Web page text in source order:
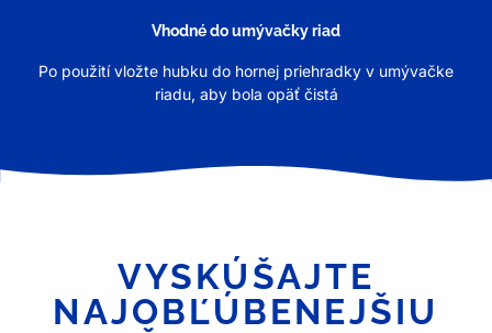
Vhodné do umývačky riad
Po použití vložte hubku do hornej priehradky v umývačke
riadu, aby bola opäť čistá
VYSKÚŠAJTE
NAJOBĽÚBENEJŠIU